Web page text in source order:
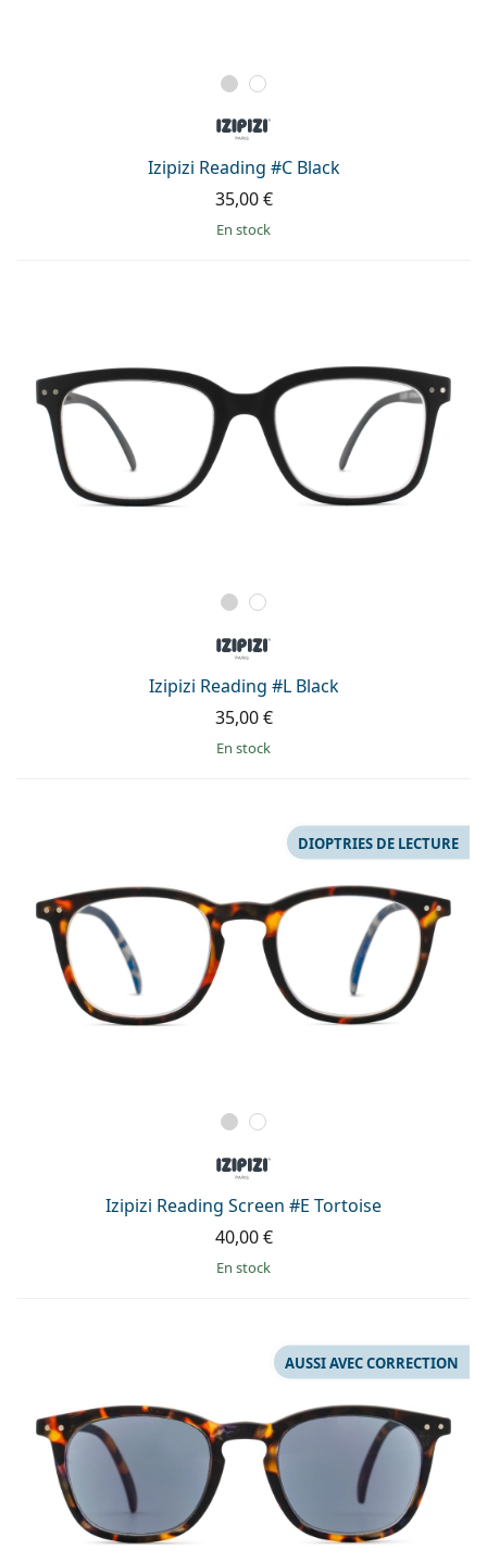
Izipizi Reading #C Black
35,00 €
en stock
Izipizi Reading #L Black
35,00 €
en stock
Izipizi Reading Screen #E Tortoise
DIOPTRIES DE LECTURE
40,00 €
en stock
AUSSI AVEC CORRECTION